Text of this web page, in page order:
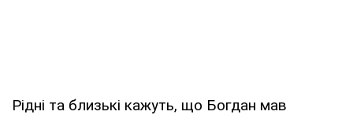
Рідні та близькі кажуть, що Богдан мав